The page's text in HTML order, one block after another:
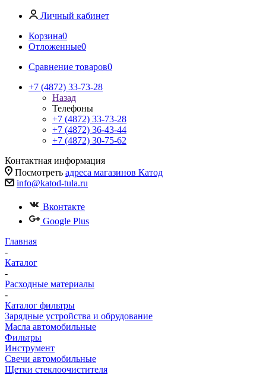
Личный кабинет
Корзина0
Отложенные0
Сравнение товаров0
+7 (4872) 33-73-28
Назад
Телефоны
+7 (4872) 33-73-28
+7 (4872) 36-43-44
+7 (4872) 30-75-62
Контактная информация
Посмотреть адреса магазинов Катод
info@katod-tula.ru
Вконтакте
Google Plus
Главная
-
Каталог
-
Расходные материалы
-
Каталог фильтры
Зарядные устройства и обрудование
Масла автомобильные
Фильтры
Инструмент
Свечи автомобильные
Щетки стеклоочистителя